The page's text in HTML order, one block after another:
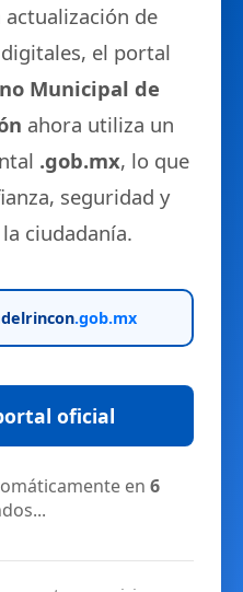
de
el portal
Municipal de
ahora utiliza un
.gob.mx, lo que
seguridad y
ciudadanía.
.gob.mx
oficial
en 6